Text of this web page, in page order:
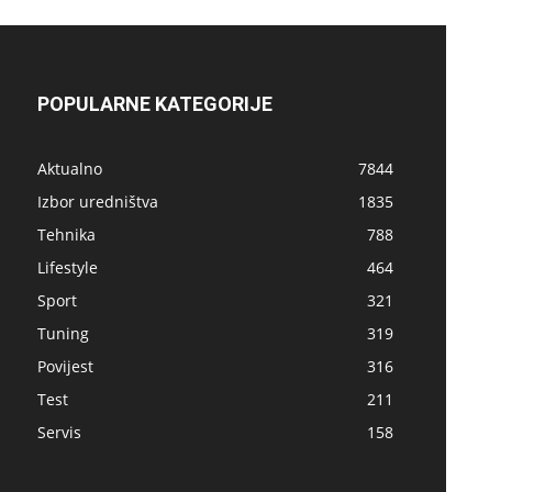
POPULARNE KATEGORIJE
Aktualno
7844
Izbor uredništva
1835
Tehnika
788
Lifestyle
464
Sport
321
Tuning
319
Povijest
316
Test
211
Servis
158